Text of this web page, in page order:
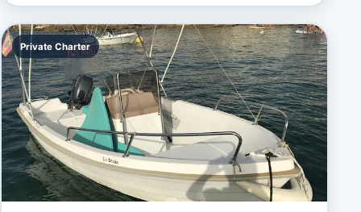
Private Charter